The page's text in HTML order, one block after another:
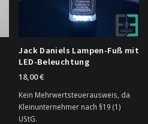
gewählt
werden
Jack Daniels Lampen-Fuß mit
LED-Beleuchtung
18,00€
Kein Mehrwertsteuerausweis, da
Kleinunternehmer nach §19 (1)
UStG.